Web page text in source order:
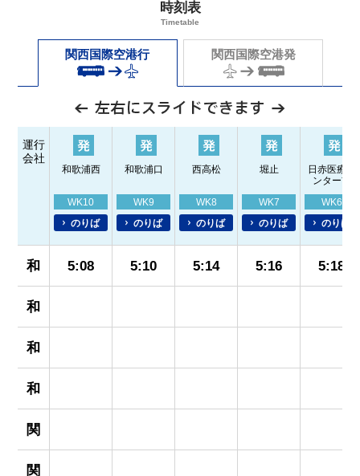
時刻表
Timetable
関西国際空港行 関西国際空港発
運行
会社
和歌浦西
WK10
のりば
和歌浦口
WK9
のりば
西高松
WK8
のりば
堀止
WK7
のりば
日赤医療セ
ンター前
WK6
のりば
和 5:08 5:10 5:14 5:16 5:18
和
和
和
関
関